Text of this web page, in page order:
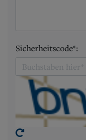
Sicherheitscode*: